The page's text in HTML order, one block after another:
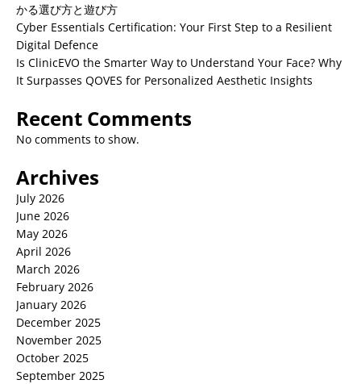
かる選び方と遊び方
Cyber Essentials Certification: Your First Step to a Resilient
Digital Defence
Is ClinicEVO the Smarter Way to Understand Your Face? Why
It Surpasses QOVES for Personalized Aesthetic Insights
Recent Comments
No comments to show.
Archives
July 2026
June 2026
May 2026
April 2026
March 2026
February 2026
January 2026
December 2025
November 2025
October 2025
September 2025